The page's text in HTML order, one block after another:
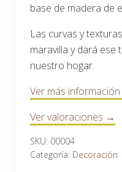
base de madera de
Las curvas y
maravilla y dará ese
nuestro hogar.
Ver más
Ver valoraciones →
SKU: 00004
Categoría: Decoración